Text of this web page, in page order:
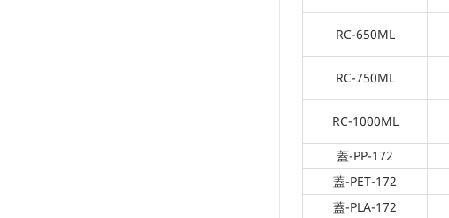
RC-650ML
RC-750ML
RC-1000ML
蓋-PP-172
蓋-PET-172
蓋-PLA-172